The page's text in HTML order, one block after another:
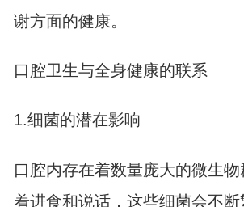
谢方面的健康。
口腔卫生与全身健康的联系
1.细菌的潜在影响
口腔内存在着数量庞大的微生
着进食和说话，这些细菌会不